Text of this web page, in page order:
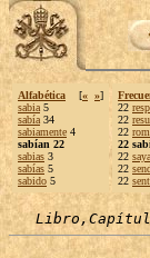
Alfabética [« »]
sabia 5
sabía 34
sabiamente 4
sabían 22
sabias 3
sabías 5
sabido 5
22
22
22
22
22
22
22